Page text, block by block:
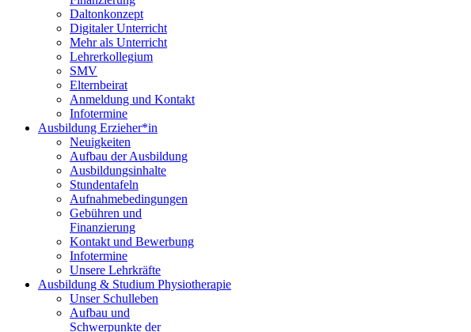
Daltonkonzept
Digitaler Unterricht
Mehr als Unterricht
Lehrerkollegium
SMV
Elternbeirat
Anmeldung und Kontakt
Infotermine
Ausbildung Erzieher*in
Neuigkeiten
Aufbau der Ausbildung
Ausbildungsinhalte
Stundentafeln
Aufnahmebedingungen
Gebühren und
Finanzierung
Kontakt und Bewerbung
Infotermine
Unsere Lehrkräfte
Ausbildung & Studium Physiotherapie
Unser Schulleben
Aufbau und
Schwerpunkte der